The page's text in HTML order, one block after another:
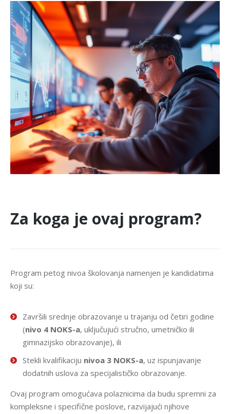
Za koga je ovaj program?
Program petog nivoa školovanja namenjen je kandidatima
koji su:
Završili srednje obrazovanje u trajanju od četiri godine
(nivo 4 NOKS-a, uključujući stručno, umetničko ili
gimnazijsko obrazovanje), ili
Stekli kvalifikaciju nivoa 3 NOKS-a, uz ispunjavanje
dodatnih uslova za specijalističko obrazovanje.
Ovaj program omogućava polaznicima da budu spremni za
kompleksne i specifične poslove, razvijajući njihove